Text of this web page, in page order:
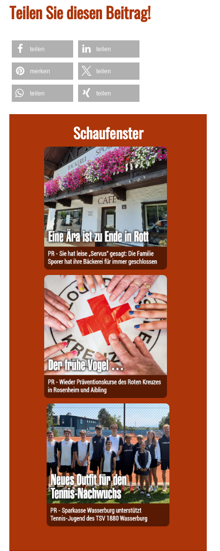
Teilen Sie diesen Beitrag!
teilen teilen
merken teilen
teilen teilen
Schaufenster